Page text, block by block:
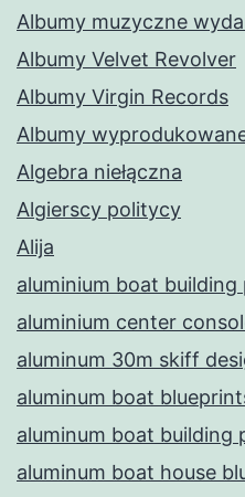
Albumy muzyczne
Albumy Velvet Revolver
Albumy Virgin Records
Albumy
Algebra niełączna
Algierscy politycy
Alija
aluminium boat building
aluminium center
aluminum 30m skiff
aluminum boat
aluminum boat building
aluminum boat house